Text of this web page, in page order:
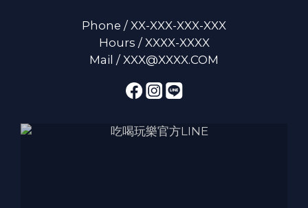
Phone / XX-XXX-XXX-XXX
Hours / XXXX-XXXX
Mail / XXX@XXXX.COM